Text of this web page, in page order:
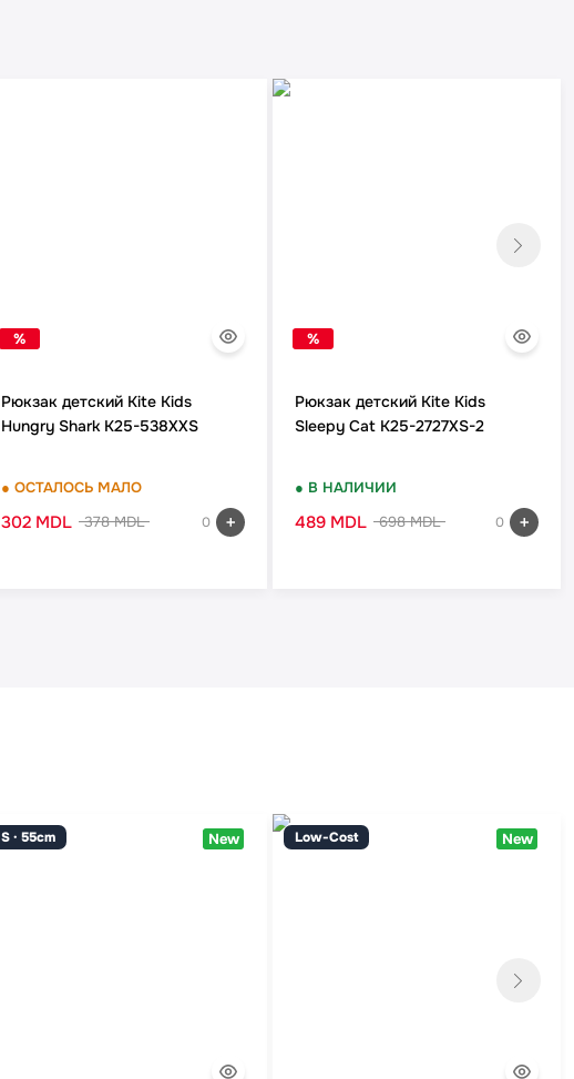
%
Рюкзак детский Kite Kids
Hungry Shark K25-538XXS
● ОСТАЛОСЬ МАЛО
302 MDL 378 MDL 0
%
Рюкзак детский Kite Kids
Sleepy Cat K25-2727XS-2
● В НАЛИЧИИ
489 MDL 698 MDL 0
S · 55cm New Low-Cost New